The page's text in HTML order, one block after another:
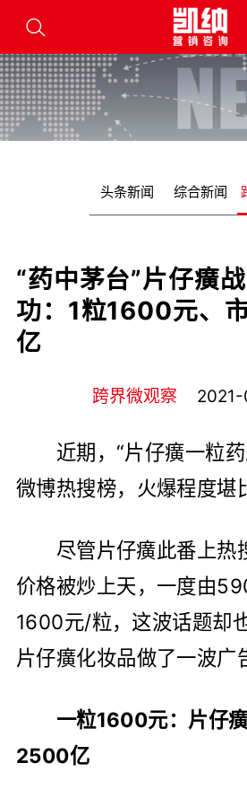
头条新闻 综合新闻
“药中茅台”片仔癀
功：1粒1600元、
亿
跨界微观察
近期，“片仔癀一粒
微博热搜榜，火爆程度堪
尽管片仔癀此番上热
价格被炒上天，一度由
1600元/粒，这波话题却
片仔癀化妆品做了一波广
一粒1600元：片仔
2500亿